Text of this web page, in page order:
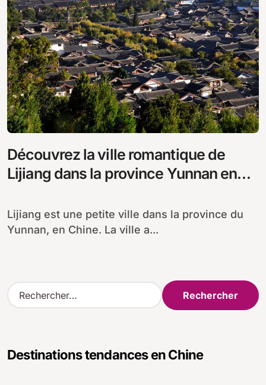
Découvrez la ville romantique de
Lijiang dans la province Yunnan en
Lijiang est une petite ville dans la province du
Yunnan, en Chine. La ville a...
R
e
rDestinations tendances en Chine